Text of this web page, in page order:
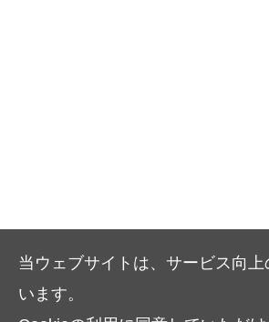
当ウェブサイトは、サービス向
います。